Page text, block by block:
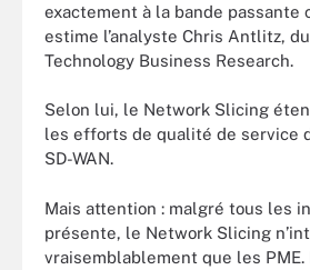
exactement à la bande passante
estime l’analyste Chris Antlitz,
Technology Business Research.
Selon lui, le Network Slicing
les efforts de qualité de service
SD-WAN.
Mais attention : malgré tous les
présente, le Network Slicing
vraisemblablement que les